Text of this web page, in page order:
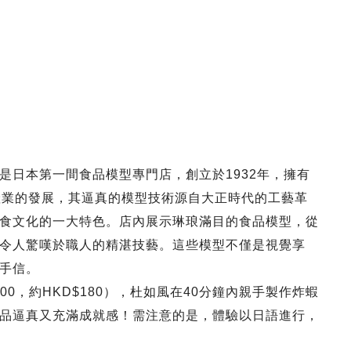
日本第一間食品模型專門店，創立於1932年，擁有
的發展，其逼真的模型技術源自大正時代的工藝革
文化的一大特色。店內展示琳琅滿目的食品模型，從
人驚嘆於職人的精湛技藝。這些模型不僅是視覺享
信。
，約HKD$180），杜如風在40分鐘內親手製作炸蝦
逼真又充滿成就感！需注意的是，體驗以日語進行，